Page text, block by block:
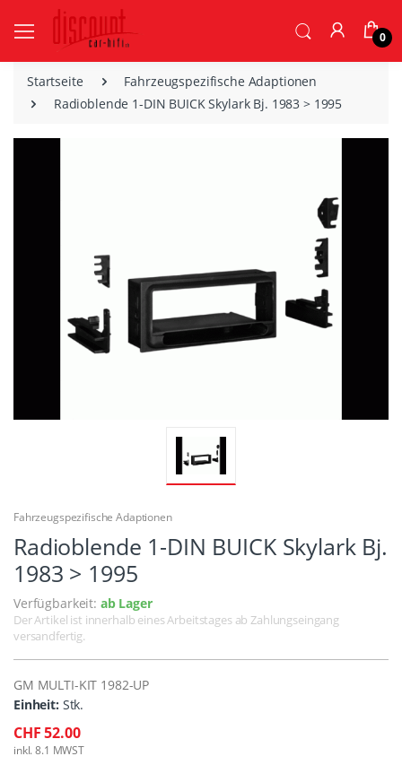
0
Startseite
Fahrzeugspezifische Adaptionen
Radioblende 1-DIN BUICK Skylark Bj. 1983 > 1995
Fahrzeugspezifische Adaptionen
Radioblende 1-DIN BUICK Skylark Bj.
1983 > 1995
Verfügbarkeit: ab Lager
Der Artikel ist innerhalb eines Arbeitstages ab Zahlungseingang
versandfertig.
GM MULTI-KIT 1982-UP
Einheit: Stk.
CHF 52.00
inkl. 8.1 MWST